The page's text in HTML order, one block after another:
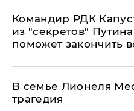
Командир РДК
из "секретов"
поможет закончить
В семье Лионеля
трагедия